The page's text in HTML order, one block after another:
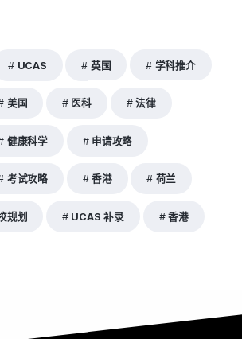
UCAS 英国 学科推介
美国 医科 法律
健康科学 申请攻略
考试攻略 香港 荷兰
规划 UCAS 补录 香港